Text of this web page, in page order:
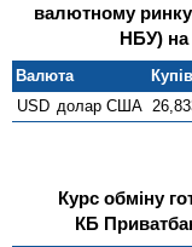
валютному
НБУ) на
Валюта
USD долар США
Курс обміну
КБ